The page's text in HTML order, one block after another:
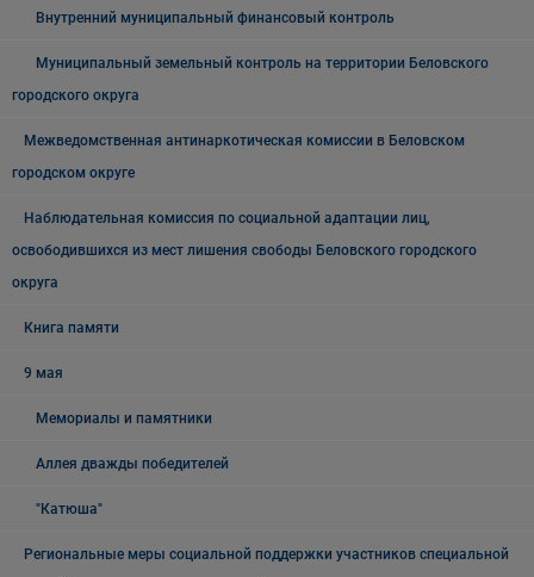
Внутренний муниципальный финансовый контроль
Муниципальный земельный контроль на территории Беловского
городского округа
Межведомственная антинаркотическая комиссии в Беловском
городском округе
Наблюдательная комиссия по социальной адаптации лиц,
освободившихся из мест лишения свободы Беловского городского
округа
Книга памяти
9 мая
Мемориалы и памятники
Аллея дважды победителей
"Катюша"
Региональные меры социальной поддержки участников специальной